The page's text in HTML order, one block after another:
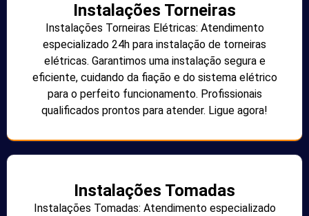
Instalações Torneiras
Instalações Torneiras Elétricas: Atendimento
especializado 24h para instalação de torneiras
elétricas. Garantimos uma instalação segura e
eficiente, cuidando da fiação e do sistema elétrico
para o perfeito funcionamento. Profissionais
qualificados prontos para atender. Ligue agora!
Instalações Tomadas
Instalações Tomadas: Atendimento especializado